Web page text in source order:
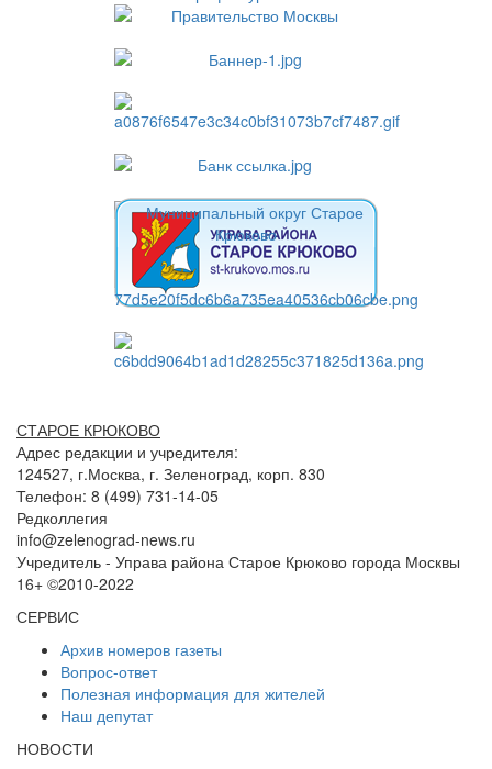
СТАРОЕ КРЮКОВО
Адрес редакции и учредителя:
124527, г.Москва, г. Зеленоград, корп. 830
Телефон: 8 (499) 731-14-05
Редколлегия
info@zelenograd-news.ru
Учредитель - Управа района Старое Крюково города Москвы
16+ ©2010-2022
СЕРВИС
Архив номеров газеты
Вопрос-ответ
Полезная информация для жителей
Наш депутат
НОВОСТИ